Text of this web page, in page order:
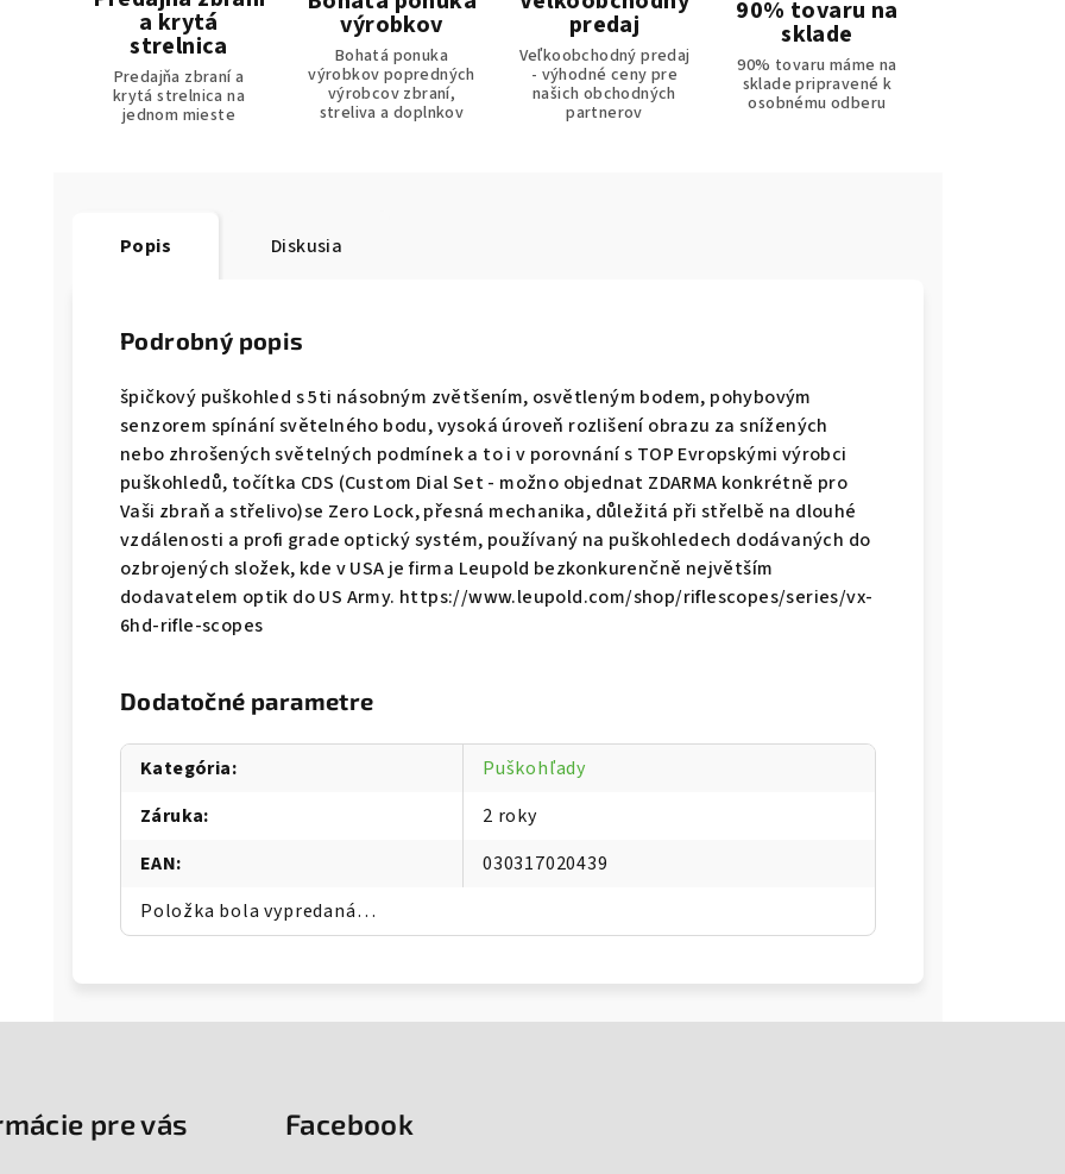
a krytá
strelnica
Predajňa zbraní a
krytá strelnica na
jednom mieste
výrobkov
Bohatá ponuka
výrobkov popredných
výrobcov zbraní,
streliva a doplnkov
predaj
Veľkoobchodný predaj
- výhodné ceny pre
našich obchodných
partnerov
90% tovaru na
sklade
90% tovaru máme na
sklade pripravené k
osobnému odberu
Popis Diskusia
Podrobný popis
špičkový puškohled s 5ti násobným zvětšením, osvětleným bodem, pohybovým
senzorem spínání světelného bodu, vysoká úroveň rozlišení obrazu za snížených
nebo zhrošených světelných podmínek a to i v porovnání s TOP Evropskými výrobci
puškohledů, točítka CDS (Custom Dial Set - možno objednat ZDARMA konkrétně pro
Vaši zbraň a střelivo)se Zero Lock, přesná mechanika, důležitá při střelbě na dlouhé
vzdálenosti a profi grade optický systém, používaný na puškohledech dodávaných do
ozbrojených složek, kde v USA je firma Leupold bezkonkurenčně největším
dodavatelem optik do US Army. https://www.leupold.com/shop/riflescopes/series/vx-
6hd-rifle-scopes
Dodatočné parametre
Kategória:
Puškohľady
Záruka:
2 roky
EAN:
030317020439
Položka bola vypredaná…
pre vás Facebook